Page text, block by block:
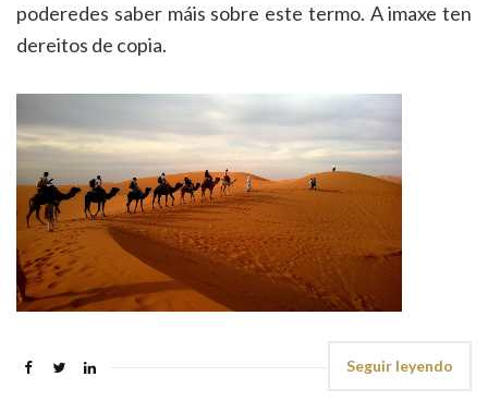
poderedes saber máis sobre este termo. A imaxe ten
dereitos de copia.
Seguir leyendo